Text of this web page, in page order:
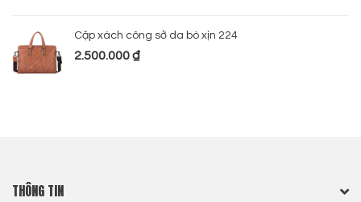
Cặp xách công sở da bò xịn 224
2.500.000₫
THÔNG TIN